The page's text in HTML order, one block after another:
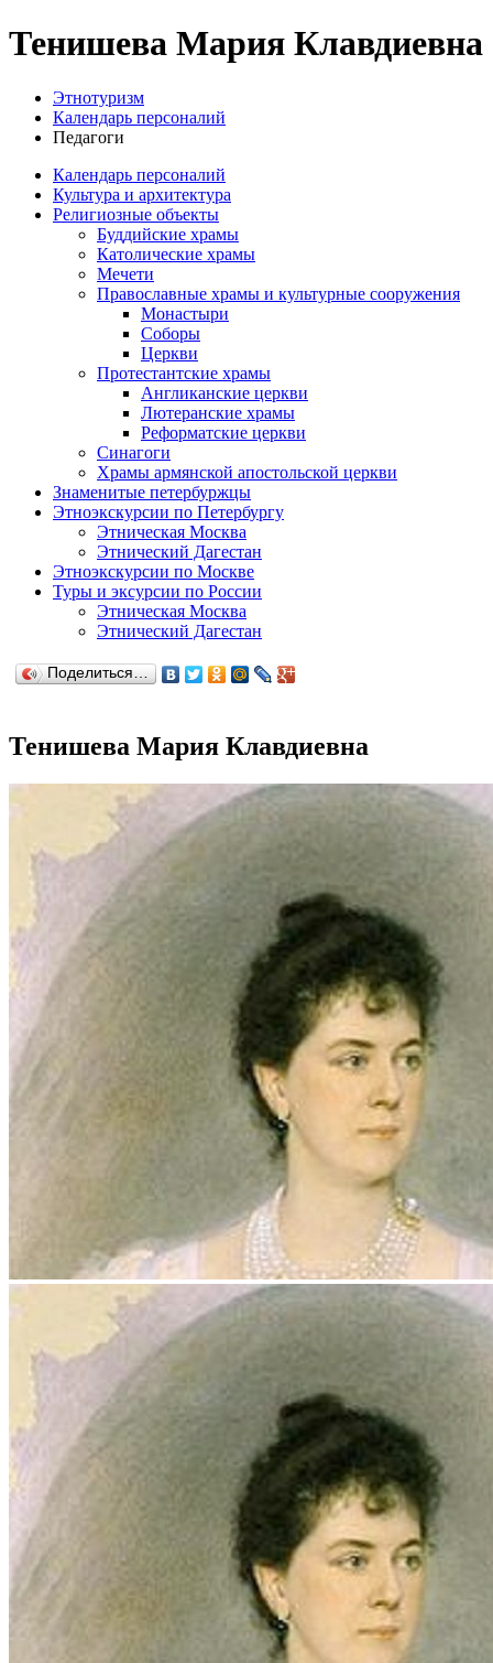
Тенишева Мария Клавдиевна
Этнотуризм
Календарь персоналий
Педагоги
Календарь персоналий
Культура и архитектура
Религиозные объекты
Буддийские храмы
Католические храмы
Мечети
Православные храмы и культурные сооружения
Монастыри
Соборы
Церкви
Протестантские храмы
Англиканские церкви
Лютеранские храмы
Реформатские церкви
Синагоги
Храмы армянской апостольской церкви
Знаменитые петербуржцы
Этноэкскурсии по Петербургу
Этническая Москва
Этнический Дагестан
Этноэкскурсии по Москве
Туры и эксурсии по России
Этническая Москва
Этнический Дагестан
Поделиться…
Тенишева Мария Клавдиевна